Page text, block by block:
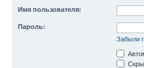
Имя пользователя:
Пароль:
Забыли